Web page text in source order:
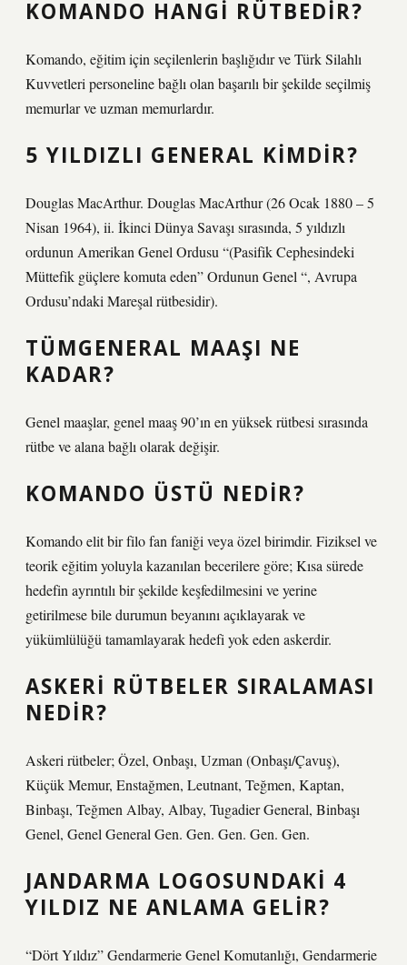
KOMANDO HANGI RÜTBEDIR?
Komando, eğitim için seçilenlerin başlığıdır ve Türk Silahlı
Kuvvetleri personeline bağlı olan başarılı bir şekilde seçilmiş
memurlar ve uzman memurlardır.
5 YILDIZLI GENERAL KIMDIR?
Douglas MacArthur. Douglas MacArthur (26 Ocak 1880 – 5
Nisan 1964), ii. İkinci Dünya Savaşı sırasında, 5 yıldızlı
ordunun Amerikan Genel Ordusu “(Pasifik Cephesindeki
Müttefik güçlere komuta eden” Ordunun Genel “, Avrupa
Ordusu’ndaki Mareşal rütbesidir).
TÜMGENERAL MAAŞI NE
KADAR?
Genel maaşlar, genel maaş 90’ın en yüksek rütbesi sırasında
rütbe ve alana bağlı olarak değişir.
KOMANDO ÜSTÜ NEDIR?
Komando elit bir filo fan faniği veya özel birimdir. Fiziksel ve
teorik eğitim yoluyla kazanılan becerilere göre; Kısa sürede
hedefin ayrıntılı bir şekilde keşfedilmesini ve yerine
getirilmese bile durumun beyanını açıklayarak ve
yükümlülüğü tamamlayarak hedefi yok eden askerdir.
ASKERI RÜTBELER SIRALAMASI
NEDIR?
Askeri rütbeler; Özel, Onbaşı, Uzman (Onbaşı/Çavuş),
Küçük Memur, Enstağmen, Leutnant, Teğmen, Kaptan,
Binbaşı, Teğmen Albay, Albay, Tugadier General, Binbaşı
Genel, Genel General Gen. Gen. Gen. Gen. Gen.
JANDARMA LOGOSUNDAKI 4
YILDIZ NE ANLAMA GELIR?
“Dört Yıldız” Gendarmerie Genel Komutanlığı, Gendarmerie